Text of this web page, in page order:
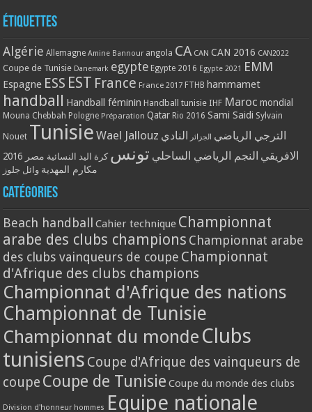
Étiquettes
Algérie Allemagne Amine Bannour angola CA CAN CAN 2016 CAN2022
Coupe de Tunisie Danemark egypte Egypte 2016 Egypte 2021 EMM
Espagne ESS EST France France 2017 FTHB hammamet
handball Handball féminin Handball tunisie IHF Maroc mondial
Mouna Chebbah Pologne Préparation Qatar Rio 2016 Sami Saidi Sylvain
Nouet Tunisie Wael Jallouz الترجي الرياضي الجزائر النادي
الافريقي النجم الرياضي الساحلي تونس كرة اليد النسائية مصر 2016
مكارم المهدية وائل جلوز
Catégories
Beach handball Cahier technique Championnat
arabe des clubs champions Championnat arabe
des clubs vainqueurs de coupe Championnat
d'Afrique des clubs champions
Championnat d'Afrique des nations
Championnat de Tunisie
Championnat du monde Clubs
tunisiens Coupe d'Afrique des vainqueurs de
coupe Coupe de Tunisie Coupe du monde des clubs
Division d'honneur hommes Equipe nationale